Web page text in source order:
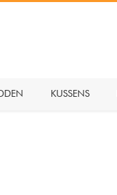
KUSSENS